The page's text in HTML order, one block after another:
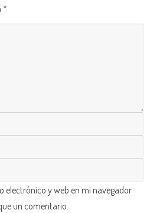
*
electrónico y web en mi navegador
un comentario.